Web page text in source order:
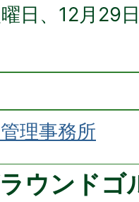
日、12月29
理事務所
ウンドゴ